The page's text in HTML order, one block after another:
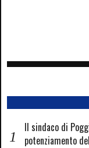
Il sindaco di
potenziamento